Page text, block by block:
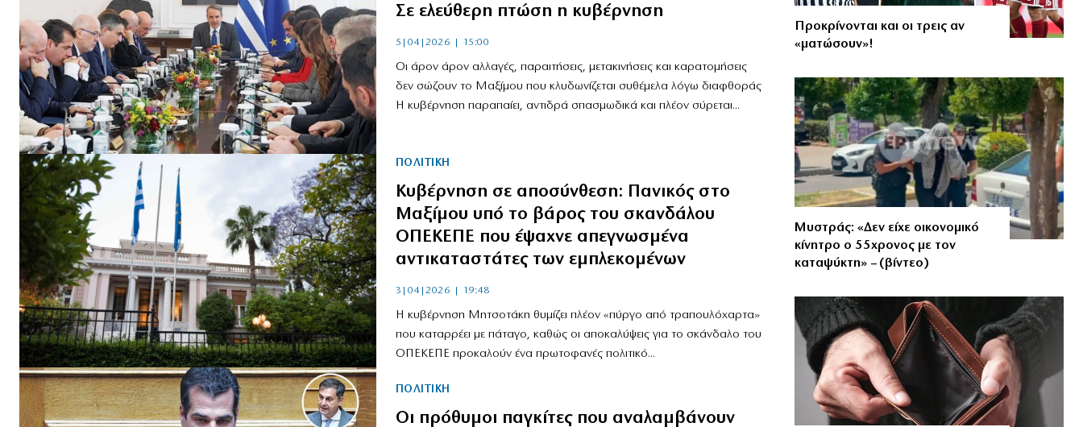
Σε ελεύθερη πτώση η κυβέρνηση
5|04|2026 | 15:00
Οι άρον άρον αλλαγές, παραιτήσεις, μετακινήσεις και καρατομήσεις
δεν σώζουν το Μαξίμου που κλυδωνίζεται συθέμελα λόγω διαφθοράς
Η κυβέρνηση παραπαίει, αντιδρά σπασμωδικά και πλέον σύρεται...
ΠΟΛΙΤΙΚΗ
Κυβέρνηση σε αποσύνθεση: Πανικός στο
Μαξίμου υπό το βάρος του σκανδάλου
ΟΠΕΚΕΠΕ που έψαχνε απεγνωσμένα
αντικαταστάτες των εμπλεκομένων
3|04|2026 | 19:48
Η κυβέρνηση Μητσοτάκη θυμίζει πλέον «πύργο από τραπουλόχαρτα»
που καταρρέει με πάταγο, καθώς οι αποκαλύψεις για το σκάνδαλο του
ΟΠΕΚΕΠΕ προκαλούν ένα πρωτοφανές πολιτικό...
ΠΟΛΙΤΙΚΗ
Οι πρόθυμοι παγκίτες που αναλαμβάνουν
Προκρίνονται και οι τρεις αν
«ματώσουν»!
Μυστράς: «Δεν είχε οικονομικό
κίνητρο ο 55χρονος με τον
καταψύκτη» – (βίντεο)